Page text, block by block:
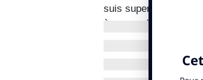
suis super content.
à cause du terrain.
"Blois est